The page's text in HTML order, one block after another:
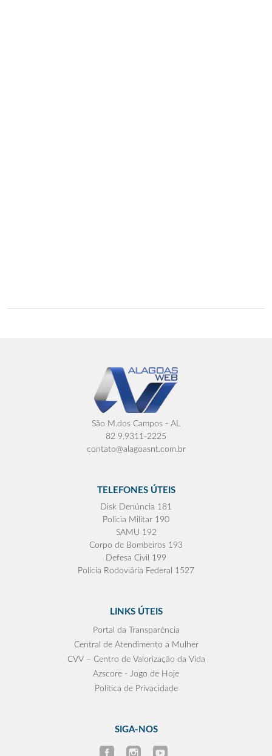
São M.dos Campos - AL
82 9.9311-2225
contato@alagoasnt.com.br
TELEFONES ÚTEIS
Disk Denúncia 181
Polícia Militar 190
SAMU 192
Corpo de Bombeiros 193
Defesa Civil 199
Polícia Rodoviária Federal 1527
LINKS ÚTEIS
Portal da Transparência
Central de Atendimento a Mulher
CVV – Centro de Valorização da Vida
Azscore - Jogo de Hoje
Política de Privacidade
SIGA-NOS